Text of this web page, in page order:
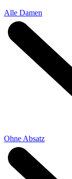
Alle Damen
Ohne Absatz